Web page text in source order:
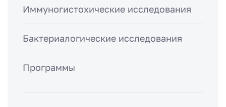
Иммуногистохические исследования
Бактериалогические исследования
Программы